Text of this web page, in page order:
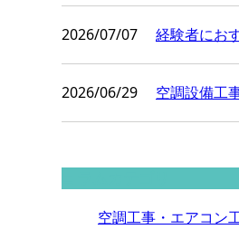
2026/07/07 経験者にお
2026/06/29 空調設備工
空調工事・エアコン